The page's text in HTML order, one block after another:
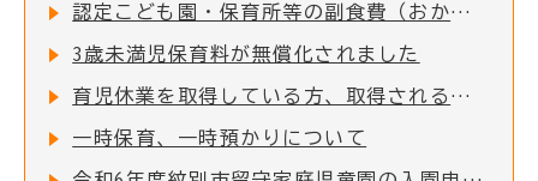
認定こども園・保育所等の副食費（おかず代・おやつ代）を助成します
3歳未満児保育料が無償化されました
育児休業を取得している方、取得される方について
一時保育、一時預かりについて